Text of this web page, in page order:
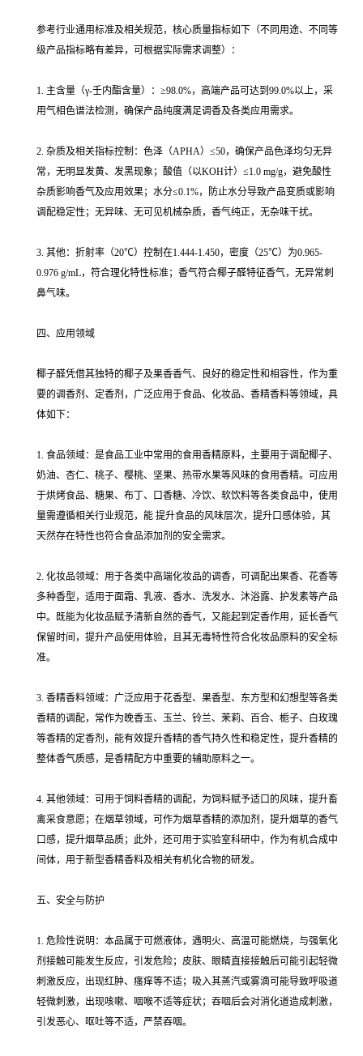
参考行业通用标准及相关规范，核心质量指标如下（不同用途、不同等
级产品指标略有差异，可根据实际需求调整）：
1. 主含量（γ-壬内酯含量）：≥98.0%，高端产品可达到99.0%以上，采
用气相色谱法检测，确保产品纯度满足调香及各类应用需求。
2. 杂质及相关指标控制：色泽（APHA）≤50，确保产品色泽均匀无异
常，无明显发黄、发黑现象；酸值（以KOH计）≤1.0 mg/g，避免酸性
杂质影响香气及应用效果；水分≤0.1%，防止水分导致产品变质或影响
调配稳定性；无异味、无可见机械杂质，香气纯正，无杂味干扰。
3. 其他：折射率（20℃）控制在1.444-1.450，密度（25℃）为0.965-
0.976 g/mL，符合理化特性标准；香气符合椰子醛特征香气，无异常刺
鼻气味。
四、应用领域
椰子醛凭借其独特的椰子及果香香气、良好的稳定性和相容性，作为重
要的调香剂、定香剂，广泛应用于食品、化妆品、香精香料等领域，具
体如下：
1. 食品领域：是食品工业中常用的食用香精原料，主要用于调配椰子、
奶油、杏仁、桃子、樱桃、坚果、热带水果等风味的食用香精。可应用
于烘烤食品、糖果、布丁、口香糖、冷饮、软饮料等各类食品中，使用
量需遵循相关行业规范，能 提升食品的风味层次，提升口感体验，其
天然存在特性也符合食品添加剂的安全需求。
2. 化妆品领域：用于各类中高端化妆品的调香，可调配出果香、花香等
多种香型，适用于面霜、乳液、香水、洗发水、沐浴露、护发素等产品
中。既能为化妆品赋予清新自然的香气，又能起到定香作用，延长香气
保留时间，提升产品使用体验，且其无毒特性符合化妆品原料的安全标
准。
3. 香精香料领域：广泛应用于花香型、果香型、东方型和幻想型等各类
香精的调配，常作为晚香玉、玉兰、铃兰、茉莉、百合、栀子、白玫瑰
等香精的定香剂，能有效提升香精的香气持久性和稳定性，提升香精的
整体香气质感，是香精配方中重要的辅助原料之一。
4. 其他领域：可用于饲料香精的调配，为饲料赋予适口的风味，提升畜
禽采食意愿；在烟草领域，可作为烟草香精的添加剂，提升烟草的香气
口感，提升烟草品质；此外，还可用于实验室科研中，作为有机合成中
间体，用于新型香精香料及相关有机化合物的研发。
五、安全与防护
1. 危险性说明：本品属于可燃液体，遇明火、高温可能燃烧，与强氧化
剂接触可能发生反应，引发危险；皮肤、眼睛直接接触后可能引起轻微
刺激反应，出现红肿、瘙痒等不适；吸入其蒸汽或雾滴可能导致呼吸道
轻微刺激，出现咳嗽、咽喉不适等症状；吞咽后会对消化道造成刺激，
引发恶心、呕吐等不适，严禁吞咽。